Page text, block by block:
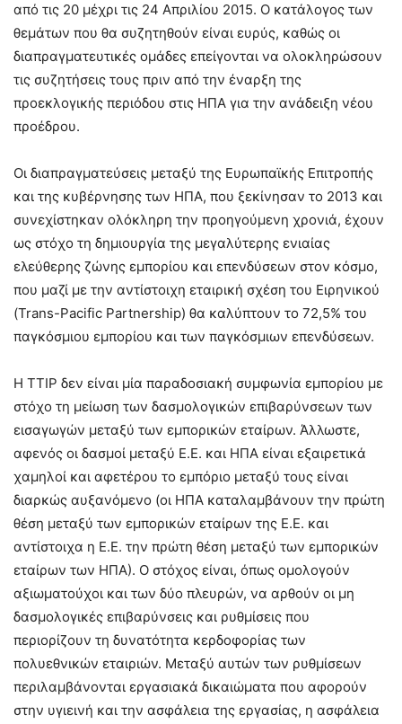
από τις 20 μέχρι τις 24 Απριλίου 2015. Ο κατάλογος των
θεμάτων που θα συζητηθούν είναι ευρύς, καθώς οι
διαπραγματευτικές ομάδες επείγονται να ολοκληρώσουν
τις συζητήσεις τους πριν από την έναρξη της
προεκλογικής περιόδου στις ΗΠΑ για την ανάδειξη νέου
προέδρου.
Οι διαπραγματεύσεις μεταξύ της Ευρωπαϊκής Επιτροπής
και της κυβέρνησης των ΗΠΑ, που ξεκίνησαν το 2013 και
συνεχίστηκαν ολόκληρη την προηγούμενη χρονιά, έχουν
ως στόχο τη δημιουργία της μεγαλύτερης ενιαίας
ελεύθερης ζώνης εμπορίου και επενδύσεων στον κόσμο,
που μαζί με την αντίστοιχη εταιρική σχέση του Ειρηνικού
(Trans-Pacific Partnership) θα καλύπτουν το 72,5% του
παγκόσμιου εμπορίου και των παγκόσμιων επενδύσεων.
Η TTIP δεν είναι μία παραδοσιακή συμφωνία εμπορίου με
στόχο τη μείωση των δασμολογικών επιβαρύνσεων των
εισαγωγών μεταξύ των εμπορικών εταίρων. Άλλωστε,
αφενός οι δασμοί μεταξύ Ε.Ε. και ΗΠΑ είναι εξαιρετικά
χαμηλοί και αφετέρου το εμπόριο μεταξύ τους είναι
διαρκώς αυξανόμενο (οι ΗΠΑ καταλαμβάνουν την πρώτη
θέση μεταξύ των εμπορικών εταίρων της Ε.Ε. και
αντίστοιχα η Ε.Ε. την πρώτη θέση μεταξύ των εμπορικών
εταίρων των ΗΠΑ). Ο στόχος είναι, όπως ομολογούν
αξιωματούχοι και των δύο πλευρών, να αρθούν οι μη
δασμολογικές επιβαρύνσεις και ρυθμίσεις που
περιορίζουν τη δυνατότητα κερδοφορίας των
πολυεθνικών εταιριών. Μεταξύ αυτών των ρυθμίσεων
περιλαμβάνονται εργασιακά δικαιώματα που αφορούν
στην υγιεινή και την ασφάλεια της εργασίας, η ασφάλεια